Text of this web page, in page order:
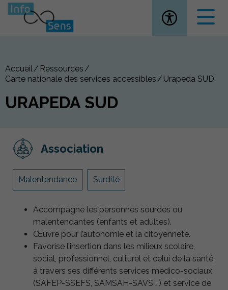
Ouvrir la
Accueil
Ressources
Carte nationale des services accessibles
Urapeda SUD
URAPEDA SUD
Association
Malentendance Surdité
Accompagne les personnes sourdes ou
malentendantes (enfants et adultes).
Œuvre pour l’autonomie et la citoyenneté.
Favorise l’insertion dans les milieux scolaire,
social, professionnel, culturel et celui de la santé,
à travers ses différents services médico-sociaux
(SAFEP-SSEFS, SAMSAH-SAVS …) et service de